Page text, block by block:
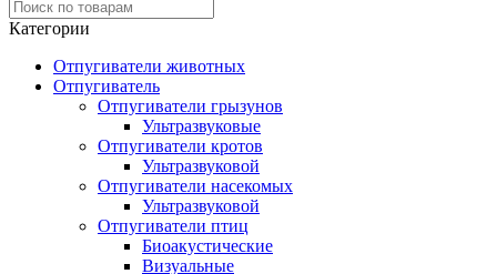
Категории
Отпугиватели животных
Отпугиватель
Отпугиватели грызунов
Ультразвуковые
Отпугиватели кротов
Ультразвуковой
Отпугиватели насекомых
Ультразвуковой
Отпугиватели птиц
Биоакустические
Визуальные